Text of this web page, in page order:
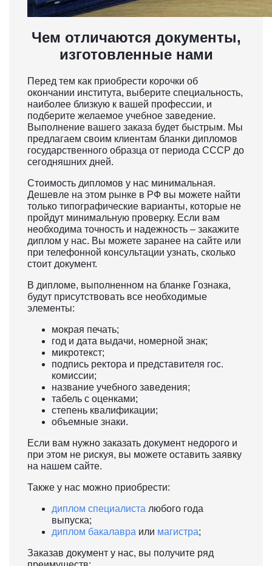
Чем отличаются документы,
изготовленные нами
Перед тем как приобрести корочки об
окончании института, выберите специальность,
наиболее близкую к вашей профессии, и
подберите желаемое учебное заведение.
Выполнение вашего заказа будет быстрым. Мы
предлагаем своим клиентам бланки дипломов
государственного образца от периода СССР до
сегодняшних дней.
Стоимость дипломов у нас минимальная.
Дешевле на этом рынке в РФ вы можете найти
только типографические варианты, которые не
пройдут минимальную проверку. Если вам
необходима точность и надежность – закажите
диплом у нас. Вы можете заранее на сайте или
при телефонной консультации узнать, сколько
стоит документ.
В дипломе, выполненном на бланке Гознака,
будут присутствовать все необходимые
элементы:
мокрая печать;
год и дата выдачи, номерной знак;
микротекст;
подпись ректора и представителя гос.
комиссии;
название учебного заведения;
табель с оценками;
степень квалификации;
объемные знаки.
Если вам нужно заказать документ недорого и
при этом не рискуя, вы можете оставить заявку
на нашем сайте.
Также у нас можно приобрести:
диплом специалиста любого года
выпуска;
диплом бакалавра или магистра;
Заказав документ у нас, вы получите ряд